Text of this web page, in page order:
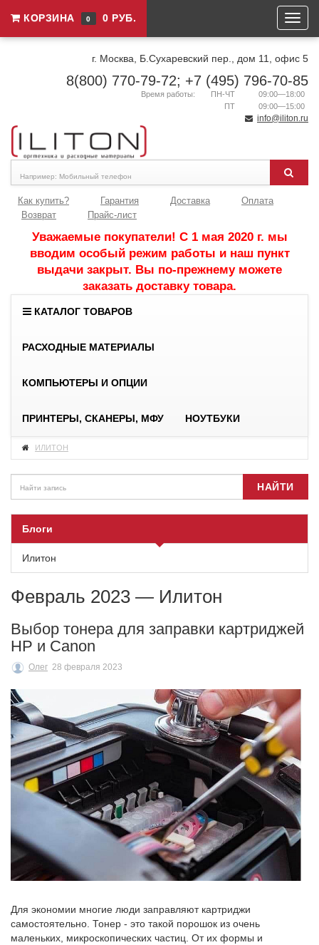
КОРЗИНА 0 0 РУБ.
г. Москва, Б.Сухаревский пер., дом 11, офис 5
8(800) 770-79-72; +7 (495) 796-70-85
Время работы: ПН-ЧТ
09:00—18:00
ПТ
09:00—15:00
info@iliton.ru
Как купить? Гарантия Доставка
Оплата
Возврат
Прайс-лист
Уважаемые покупатели! С 1 мая 2020 г. мы
вводим особый режим работы и наш пункт
выдачи закрыт. Вы по-прежнему можете
заказать доставку товара.
КАТАЛОГ ТОВАРОВ
РАСХОДНЫЕ МАТЕРИАЛЫ
КОМПЬЮТЕРЫ И ОПЦИИ
ПРИНТЕРЫ, СКАНЕРЫ, МФУ НОУТБУКИ
ИЛИТОН
НАЙТИ
Блоги
Илитон
Февраль 2023 — Илитон
Выбор тонера для заправки картриджей
HP и Canon
Олег 28 февраля 2023
Для экономии многие люди заправляют картриджи
самостоятельно. Тонер - это такой порошок из очень
маленьких, микроскопических частиц. От их формы и